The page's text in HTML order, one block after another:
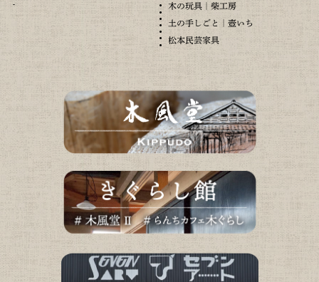
木の玩具｜柴工房
土の手しごと｜壺いち
松本民芸家具